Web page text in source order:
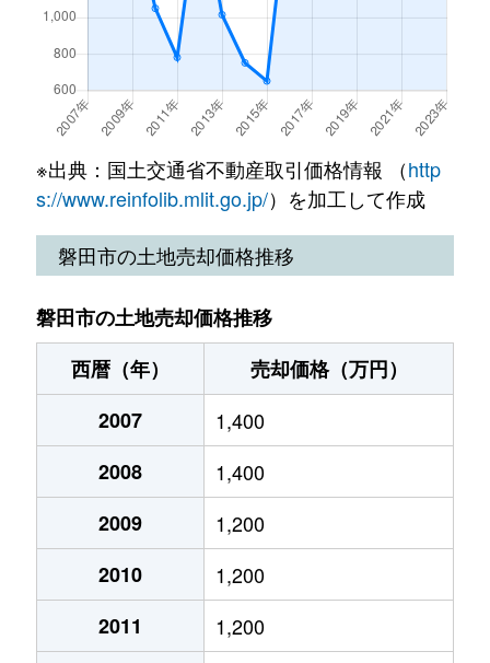
6,300万円
小立野
2,700万円 豊田町
徒歩25分
匂坂上
990万円 豊田町
徒歩1時
匂坂中
6,000万円 豊田町
徒歩1時
匂坂中
1,200万円 豊田町
匂坂中
250万円 豊田町
徒歩1時
下岡田
3,600万円 磐田
徒歩45分
160万円
470万円
天龍
6,100万円
3,200万円
天龍
4,500万円 磐田
徒歩15分
東新町
3,200万円 御厨(静岡)
徒歩29分
富丘
1,800万円 磐田
徒歩45分
豊岡
2,300万円 豊田町
徒歩45分
豊岡
99万円 豊田町
徒歩45分
豊岡
640万円 豊田町
徒歩45分
豊岡
1,400万円 豊田町
徒歩45分
豊岡
1,100万円 豊田町
徒歩45分
豊岡
2,300万円 豊田町
徒歩45分
豊岡
1,200万円 豊田町
徒歩45分
豊田
750万円 磐田 徒歩45分
※出典：国土交通省不動産取引価格情報 （http
s://www.reinfolib.mlit.go.jp/）を加工して作成
磐田市の土地売却価格推移
磐田市の土地売却価格推移
西暦（年）
売却価格（万円）
2007
1,400
2008
1,400
2009
1,200
2010
1,200
2011
1,200